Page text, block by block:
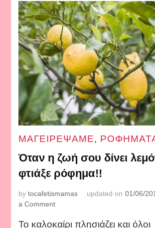
ΜΑΓΕΙΡΕΨΑΜΕ,
Όταν η ζωή σου δίνει
φτιάξε ρόφημα!!
bytocafetismamas updated on 01/06/
a Commenton
η
Το καλοκαίρι πλησιάζει και όλοι